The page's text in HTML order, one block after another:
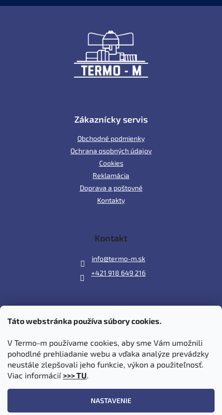
Táto webstránka používa súbory cookies.
V Termo-m používame cookies, aby sme Vám umožnili
pohodlné prehliadanie webu a vďaka analýze prevádzky
neustále zlepšovali jeho funkcie, výkon a použiteľnosť.
Viac informácií >>> TU.
NASTAVENIE
Zákaznícky servis
Obchodné podmienky
Ochrana osobných údajov
Cookies
Reklamácia
Doprava a poštovné
Kontakty
Kontakt
info@termo-m.sk
+421 918 649 216
Prijímame online platby